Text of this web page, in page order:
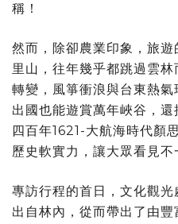
稱！
然而，除卻農業印象，旅
里山，往年幾乎都跳過雲
轉變，風箏衝浪與台東熱
出國也能遊賞萬年峽谷，
四百年1621-大航海時代顏
歷史軟實力，讓大眾看見不
專訪行程的首日，文化觀
出自林內，從而帶出了由豐